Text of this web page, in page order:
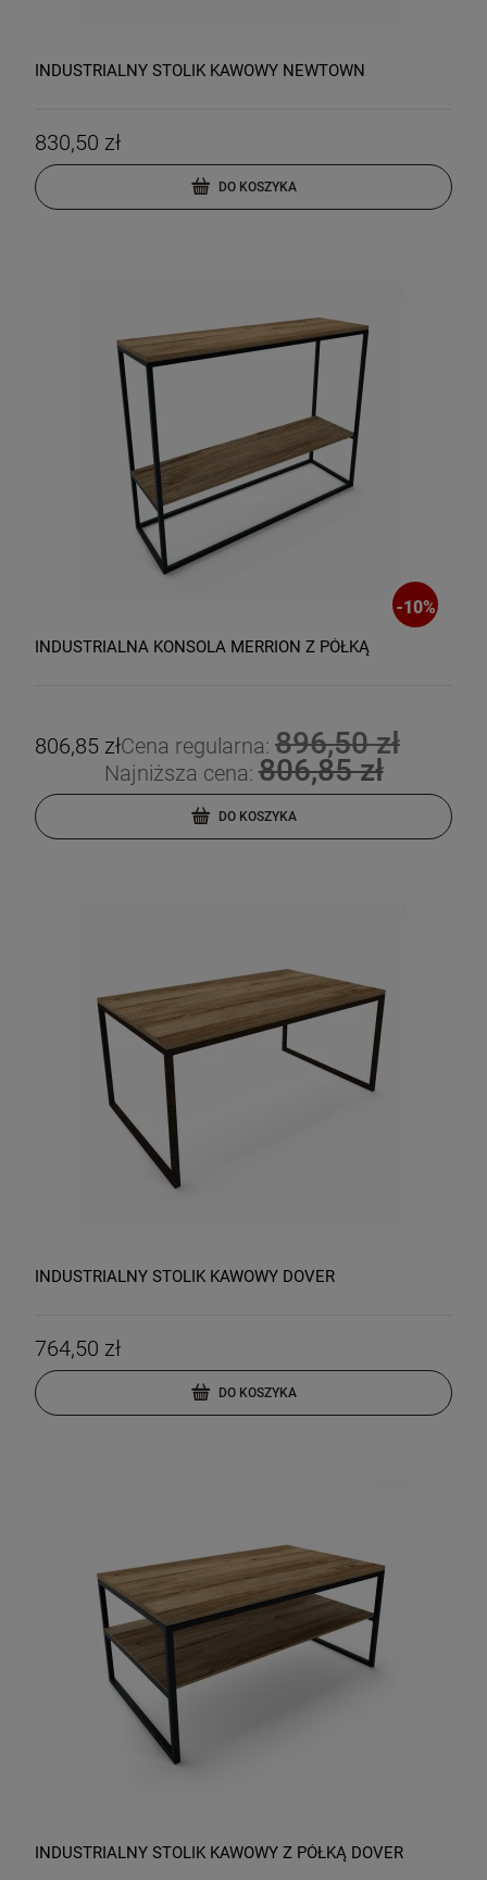
INDUSTRIALNY STOLIK KAWOWY NEWTOWN
830,50 zł
DO KOSZYKA
-10%
INDUSTRIALNA KONSOLA MERRION Z PÓŁKĄ
806,85 złCena regularna: 896,50 zł
Najniższa cena:806,85 zł
DO KOSZYKA
INDUSTRIALNY STOLIK KAWOWY DOVER
764,50 zł
DO KOSZYKA
INDUSTRIALNY STOLIK KAWOWY Z PÓŁKĄ DOVER